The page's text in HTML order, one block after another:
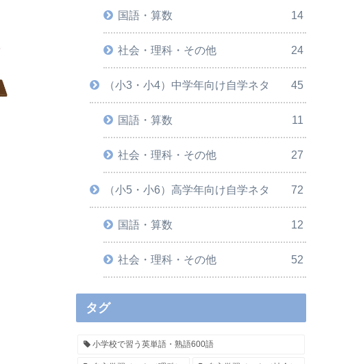
国語・算数 14
社会・理科・その他 24
（小3・小4）中学年向け自学ネタ 45
国語・算数 11
社会・理科・その他 27
（小5・小6）高学年向け自学ネタ 72
国語・算数 12
社会・理科・その他 52
タグ
小学校で習う英単語・熟語600語